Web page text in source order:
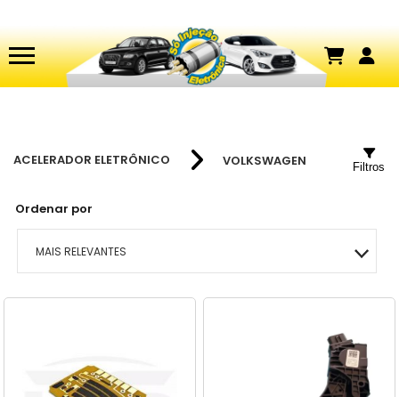
ACELERADOR ELETRÔNICO VOLKSWAGEN
Ordenar por
MAIS RELEVANTES
MAIS VENDIDOS
MAIOR PREÇO
Filtros